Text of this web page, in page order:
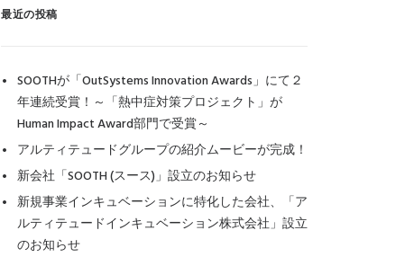
最近の投稿
SOOTHが「OutSystems Innovation Awards」にて２
年連続受賞！～「熱中症対策プロジェクト」が
Human Impact Award部門で受賞～
アルティテュードグループの紹介ムービーが完成！
新会社「SOOTH (スース)」設立のお知らせ
新規事業インキュベーションに特化した会社、「ア
ルティテュードインキュベーション株式会社」設立
のお知らせ